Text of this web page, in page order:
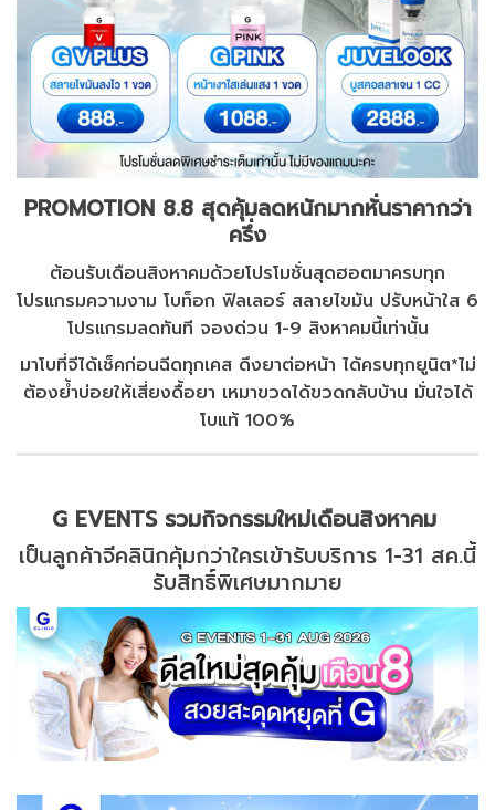
PROMOTION 8.8 สุดคุ้มลดหนักมากหั่นราคากว่า
ครึ่ง
ต้อนรับเดือนสิงหาคมด้วยโปรโมชั่นสุดฮอตมาครบทุก
โปรแกรมความงาม โบท็อก ฟิลเลอร์ สลายไขมัน ปรับหน้าใส 6
โปรแกรมลดทันที จองด่วน 1-9 สิงหาคมนี้เท่านั้น
มาโบที่จีได้เช็คก่อนฉีดทุกเคส ดึงยาต่อหน้า ได้ครบทุกยูนิต*ไม่
ต้องย้ำบ่อยให้เสี่ยงดื้อยา เหมาขวดได้ขวดกลับบ้าน มั่นใจได้
โบแท้ 100%
G EVENTS รวมกิจกรรมใหม่เดือนสิงหาคม
เป็นลูกค้าจีคลินิกคุ้มกว่าใครเข้ารับบริการ 1-31 สค.นี้
รับสิทธิ์พิเศษมากมาย